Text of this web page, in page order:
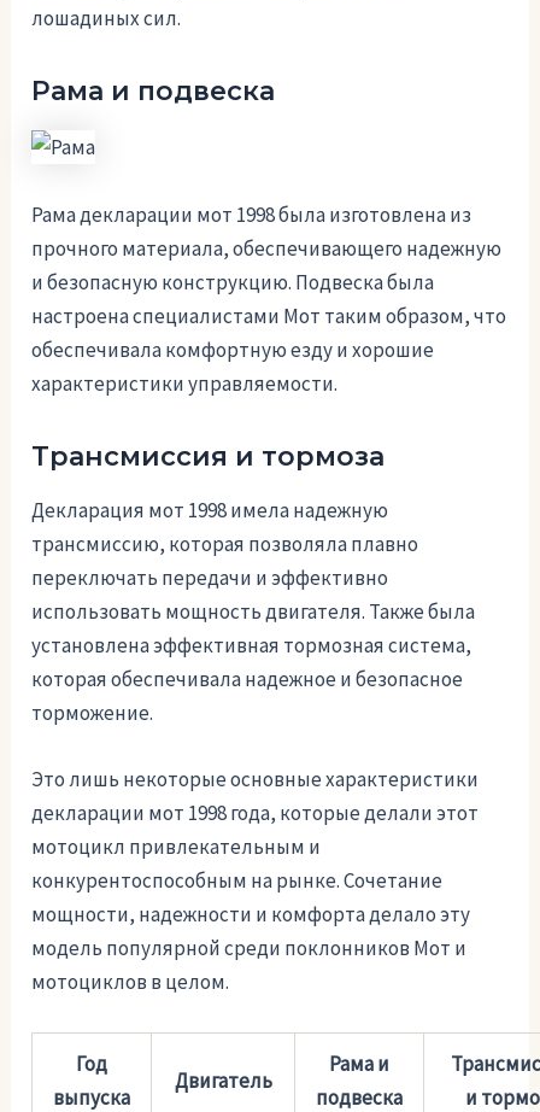
лошадиных сил.
Рама и подвеска
Рама декларации мот 1998 была изготовлена из
прочного материала, обеспечивающего надежную
и безопасную конструкцию. Подвеска была
настроена специалистами Мот таким образом, что
обеспечивала комфортную езду и хорошие
характеристики управляемости.
Трансмиссия и тормоза
Декларация мот 1998 имела надежную
трансмиссию, которая позволяла плавно
переключать передачи и эффективно
использовать мощность двигателя. Также была
установлена эффективная тормозная система,
которая обеспечивала надежное и безопасное
торможение.
Это лишь некоторые основные характеристики
декларации мот 1998 года, которые делали этот
мотоцикл привлекательным и
конкурентоспособным на рынке. Сочетание
мощности, надежности и комфорта делало эту
модель популярной среди поклонников Мот и
мотоциклов в целом.
Год
выпуска
Двигатель
Рама и
подвеска
и